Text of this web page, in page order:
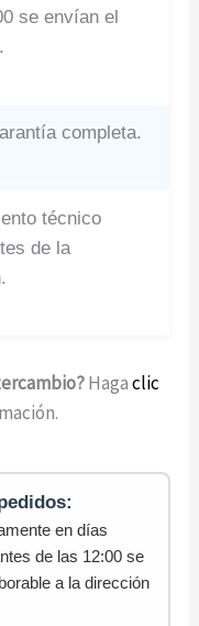
se envían el
completa.
técnico
de la
Hagaclic
en días
de las 12:00 se
a la dirección